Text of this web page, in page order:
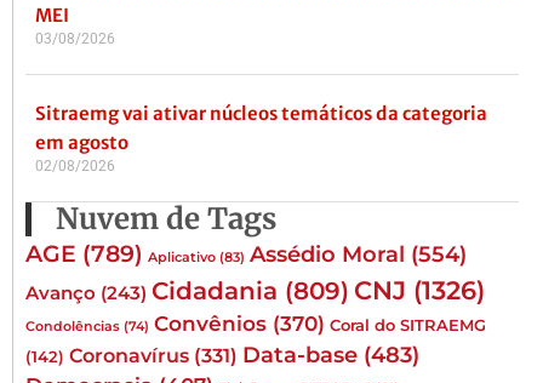
MEI
03/08/2026
Sitraemg vai ativar núcleos temáticos da categoria
em agosto
02/08/2026
Nuvem de Tags
AGE (789) Aplicativo (83) Assédio Moral (554)
Avanço (243) Cidadania (809) CNJ (1326)
Condolências (74) Convênios (370) Coral do SITRAEMG
(142) Coronavírus (331) Data-base (483)